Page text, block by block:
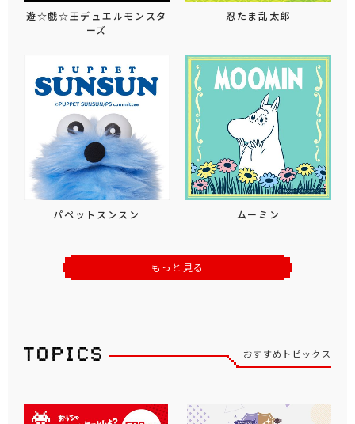
遊☆戯☆王デュエルモンスタ
ーズ
忍たま乱太郎
パペットスンスン ムーミン
もっと見る
おすすめトピックス